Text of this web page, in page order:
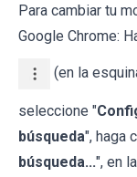
Para cambiar tu
Google Chrome:
(en la
seleccione "
búsqueda", haga
búsqueda...", en